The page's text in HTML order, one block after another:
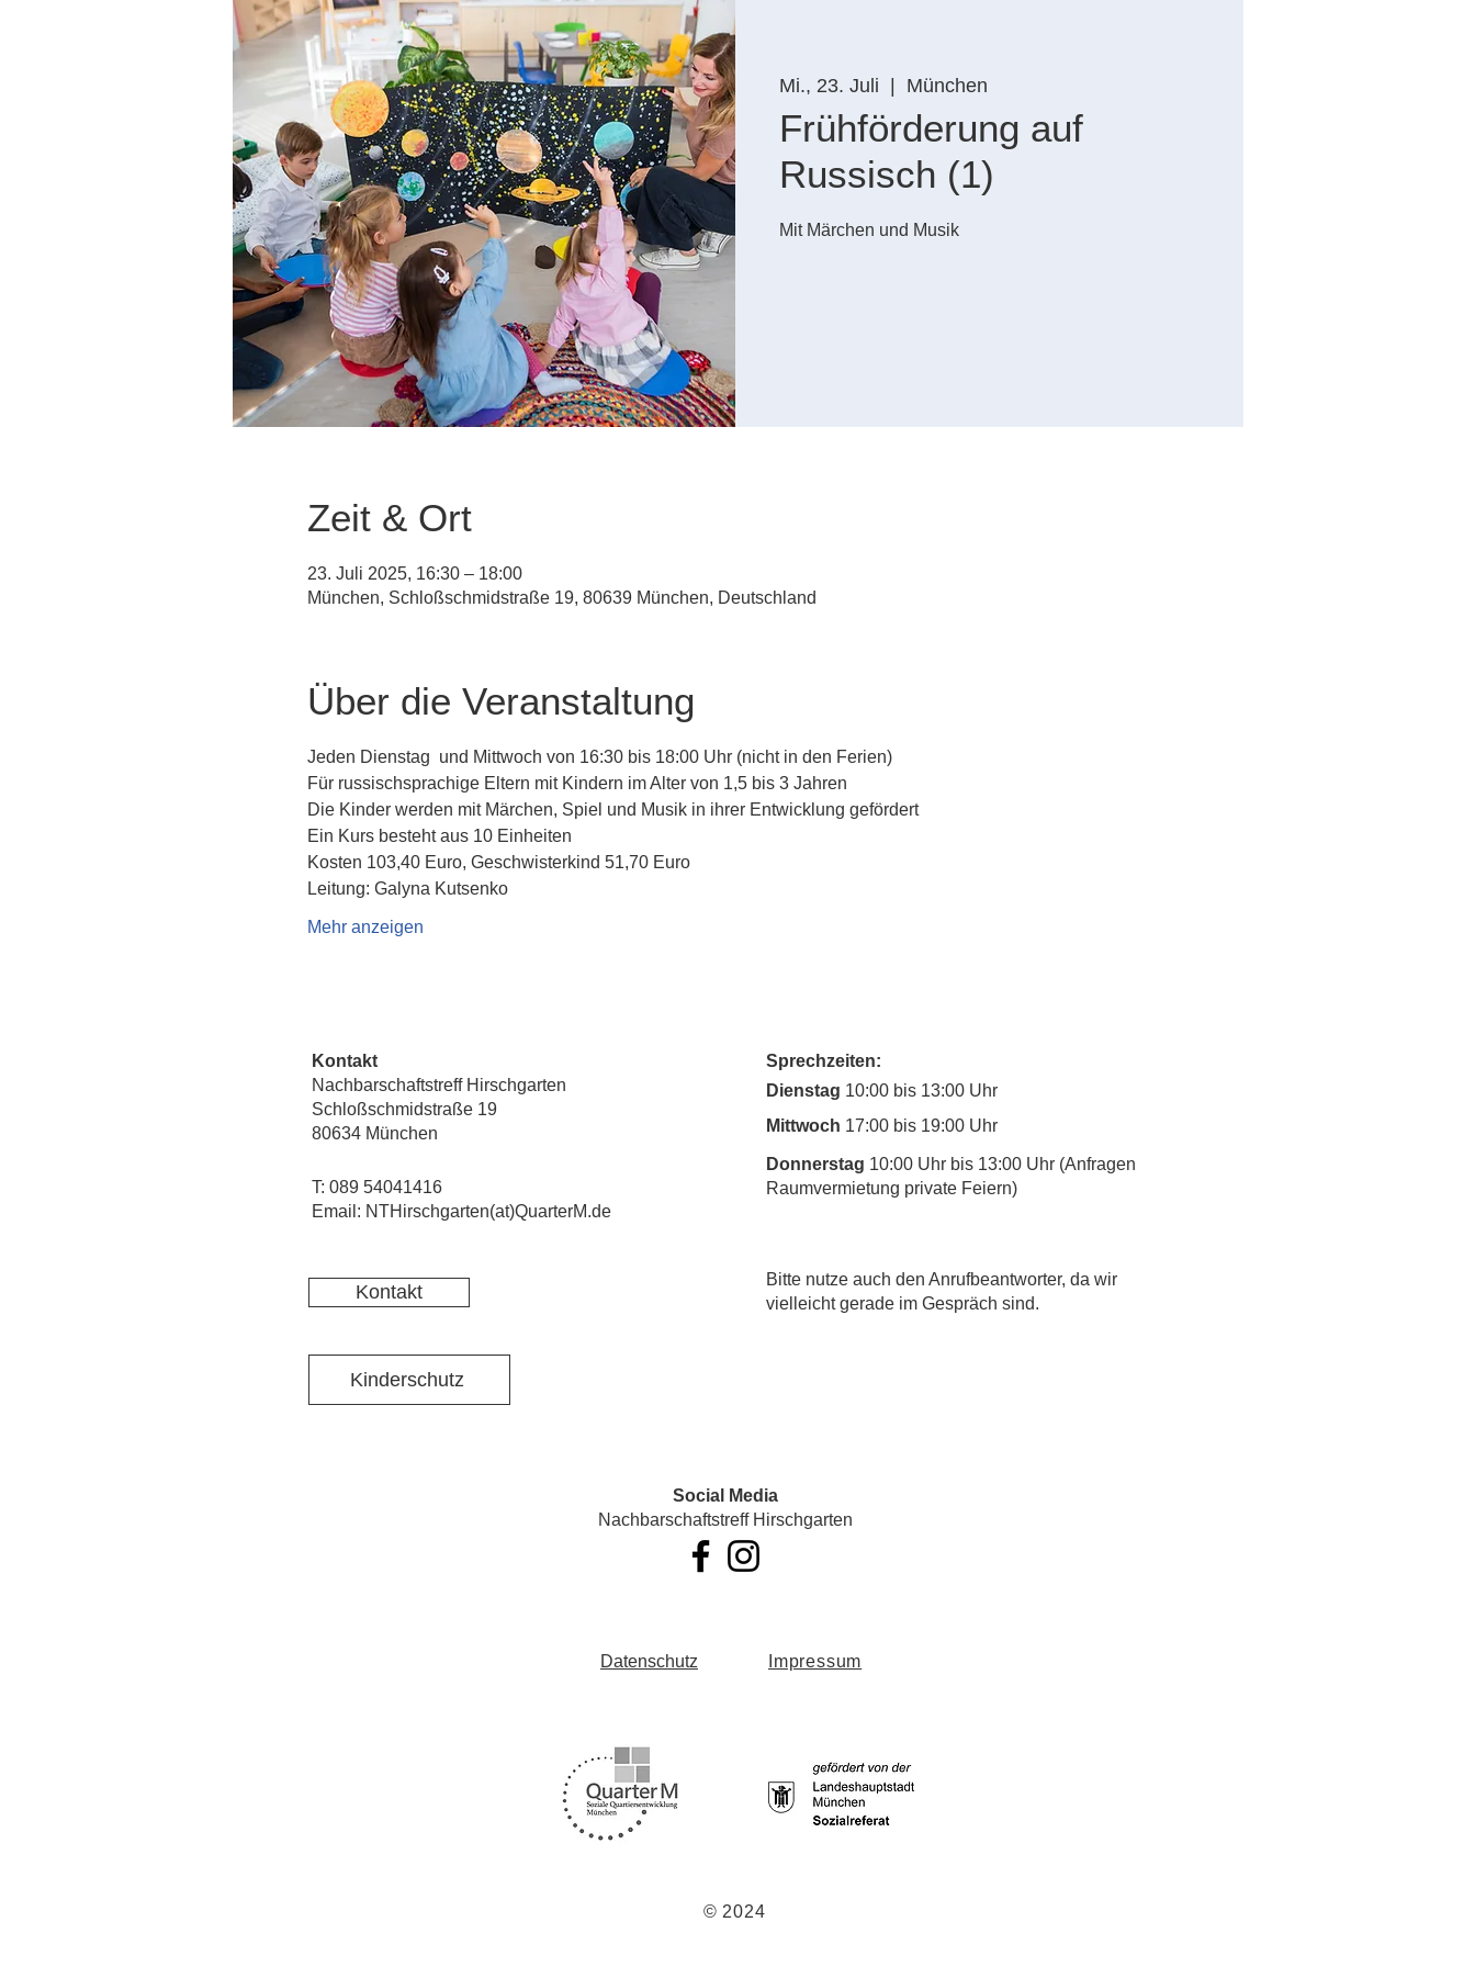
Mi., 23. Juli München
Frühförderung auf
Russisch (1)
Mit Märchen und Musik
Zeit & Ort
23. Juli 2025, 16:30 – 18:00
München, Schloßschmidstraße 19, 80639 München, Deutschland
Über die Veranstaltung
Jeden Dienstag  und Mittwoch von 16:30 bis 18:00 Uhr (nicht in den Ferien)
Für russischsprachige Eltern mit Kindern im Alter von 1,5 bis 3 Jahren
Die Kinder werden mit Märchen, Spiel und Musik in ihrer Entwicklung gefördert
Ein Kurs besteht aus 10 Einheiten
Kosten 103,40 Euro, Geschwisterkind 51,70 Euro
Leitung: Galyna Kutsenko
Mehr anzeigen
Kontakt
Nachbarschaftstreff Hirschgarten
Schloßschmidstraße 19
80634 München
T: 089 54041416
Email: NTHirschgarten(at)QuarterM.de
Kontakt
Sprechzeiten:
Dienstag 10:00 bis 13:00 Uhr
Mittwoch 17:00 bis 19:00 Uhr
Donnerstag 10:00 Uhr bis 13:00 Uhr (Anfragen
Raumvermietung private Feiern)
​Bitte nutze auch den Anrufbeantworter, da wir
vielleicht gerade im Gespräch sind.
Kinderschutz
Social Media
Nachbarschaftstreff Hirschgarten
Datenschutz Impressum
© 2024